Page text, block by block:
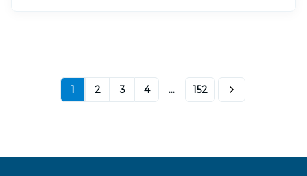
1 2 3 4 ... 152